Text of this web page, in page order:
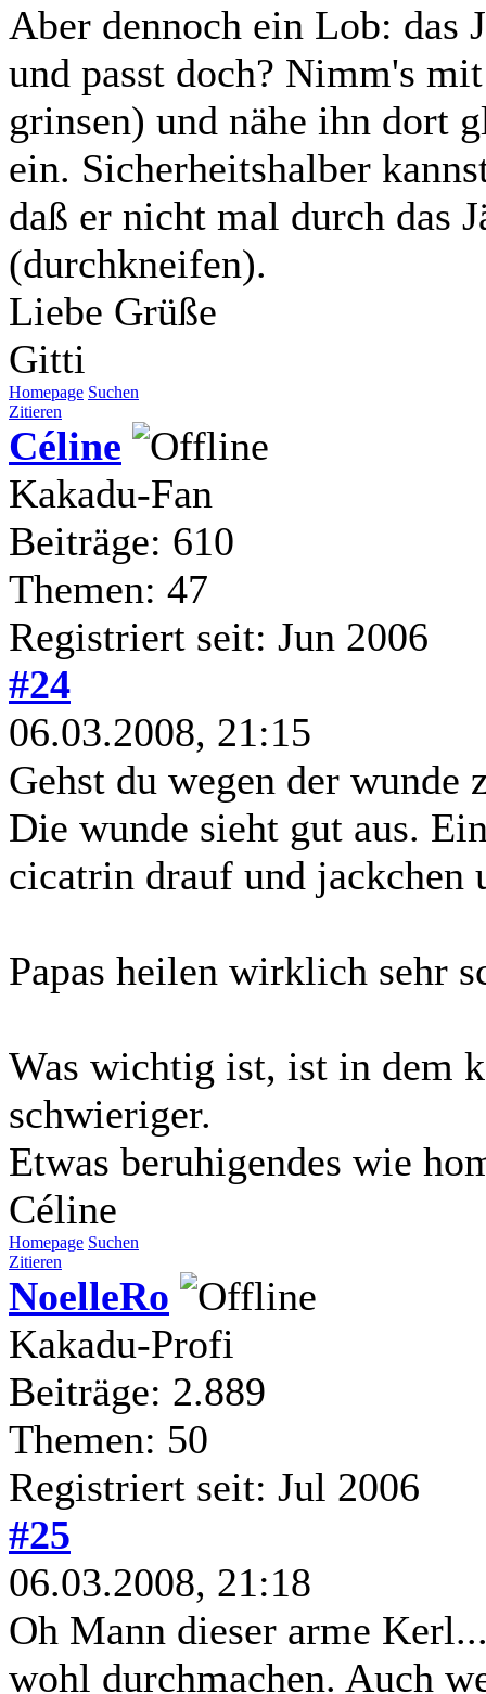
Aber dennoch ein Lob: das
und passt doch? Nimm's
grinsen) und nähe ihn dort
ein. Sicherheitshalber
daß er nicht mal durch das
(durchkneifen).
Liebe Grüße
Gitti
Homepage Suchen
Zitieren
Céline
Kakadu-Fan
Beiträge: 610
Themen: 47
Registriert seit: Jun 2006
#24
06.03.2008, 21:15
Gehst du wegen der wunde
Die wunde sieht gut aus.
cicatrin drauf und jackchen
Papas heilen wirklich sehr
Was wichtig ist, ist in dem
schwieriger.
Etwas beruhigendes wie
Céline
Homepage Suchen
Zitieren
NoelleRo
Kakadu-Profi
Beiträge: 2.889
Themen: 50
Registriert seit: Jul 2006
#25
06.03.2008, 21:18
Oh Mann dieser arme
wohl durchmachen. Auch